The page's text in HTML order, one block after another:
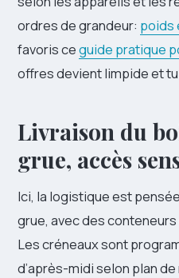
ordres de grandeur: poids
favoris ceguide pratique
offres devient limpide et
Livraison du
grue, accès
Ici, la logistique est
grue, avec des
Les créneaux sont
d’après-midi selon plan